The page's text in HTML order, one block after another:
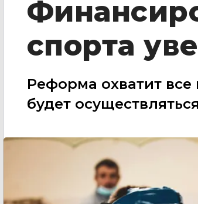
спорта
Реформа охватит
будет